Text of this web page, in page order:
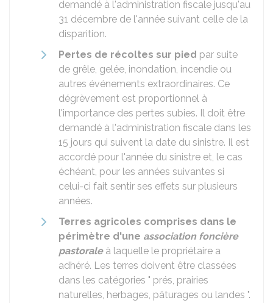
demandé à l'administration fiscale jusqu'au
31 décembre de l'année suivant celle de la
disparition.
Pertes de récoltes sur pied par suite
de grêle, gelée, inondation, incendie ou
autres événements extraordinaires. Ce
dégrèvement est proportionnel à
l'importance des pertes subies. Il doit être
demandé à l'administration fiscale dans les
15 jours qui suivent la date du sinistre. Il est
accordé pour l'année du sinistre et, le cas
échéant, pour les années suivantes si
celui-ci fait sentir ses effets sur plusieurs
années.
Terres agricoles comprises dans le
périmètre d'une association foncière
pastoraleà laquelle le propriétaire a
adhéré. Les terres doivent être classées
dans les catégories " prés, prairies
naturelles, herbages, pâturages ou landes ".